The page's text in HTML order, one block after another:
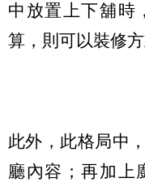
中放置上下舖時
算，則可以裝修
此外，此格局中
廳內容；再加上